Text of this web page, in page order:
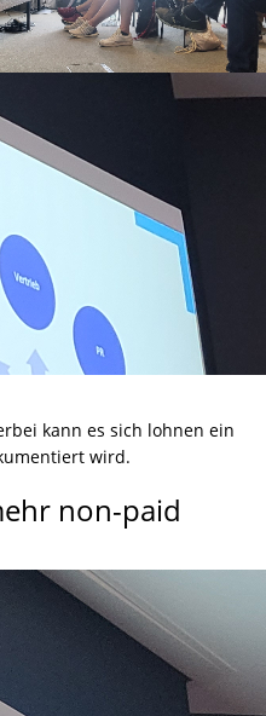
kann es sich lohnen ein
wird.
non-paid